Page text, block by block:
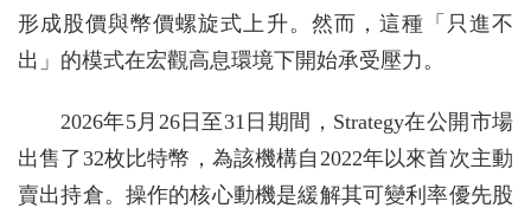
形成股價與幣價螺旋式上升。然而，這種「只進不
出」的模式在宏觀高息環境下開始承受壓力。
2026年5月26日至31日期間，Strategy在公開市場
出售了32枚比特幣，為該機構自2022年以來首次主動
賣出持倉。操作的核心動機是緩解其可變利率優先股